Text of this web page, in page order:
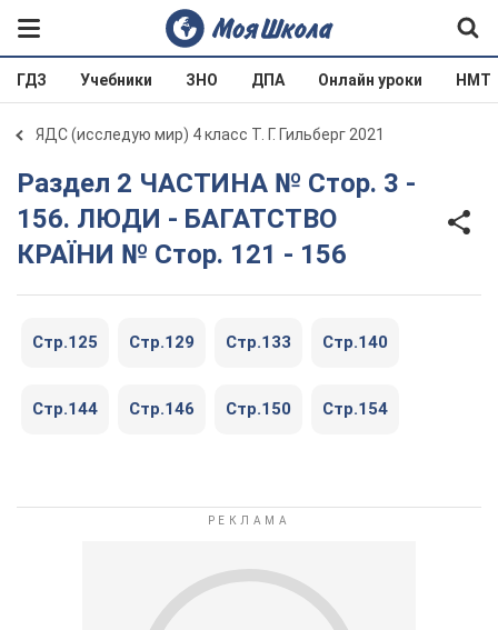
ГДЗ Учебники ЗНО ДПА Онлайн уроки НМТ
ЯДС (исследую мир) 4 класс Т. Г. Гильберг 2021
Раздел 2 ЧАСТИНА № Стор. 3 -
156. ЛЮДИ - БАГАТСТВО
КРАЇНИ № Стор. 121 - 156
Стр.125 Стр.129 Стр.133 Стр.140
Стр.144 Стр.146 Стр.150 Стр.154